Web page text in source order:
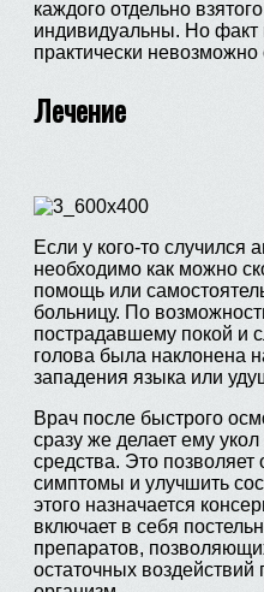
каждого отдельно
индивидуальны. Но факт
практически
Лечение
Если у кого-то случился
необходимо как можно
помощь или
больницу. По
пострадавшему покой и
голова была наклонена
западения языка или
Врач после быстрого
сразу же делает ему
средства. Это позволяет
симптомы и улучшить
этого назначается
включает в себя
препаратов,
остаточных воздействий